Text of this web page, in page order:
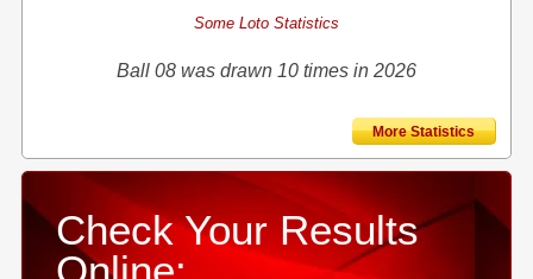
Some Loto Statistics
Ball 08 was drawn 10 times in 2026
More Statistics
Check Your Results